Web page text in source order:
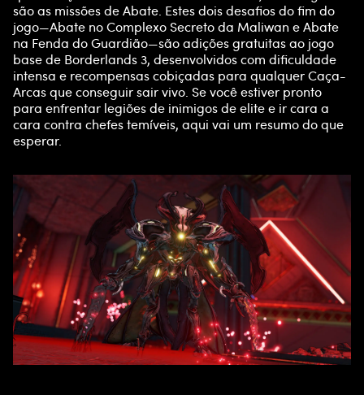
são as missões de Abate. Estes dois desafios do fim do
jogo—Abate no Complexo Secreto da Maliwan e Abate
na Fenda do Guardião—são adições gratuitas ao jogo
base de Borderlands 3, desenvolvidos com dificuldade
intensa e recompensas cobiçadas para qualquer Caça-
Arcas que conseguir sair vivo. Se você estiver pronto
para enfrentar legiões de inimigos de elite e ir cara a
cara contra chefes temíveis, aqui vai um resumo do que
esperar.